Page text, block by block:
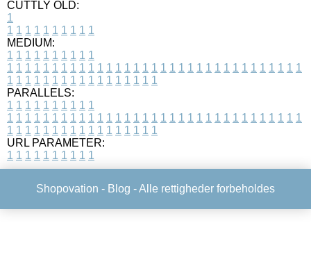
CUTTLY OLD:
1
1 1 1 1 1 1 1 1 1 1
MEDIUM:
1 1 1 1 1 1 1 1 1 1
1 1 1 1 1 1 1 1 1 1 1 1 1 1 1 1 1 1 1 1 1 1 1 1 1 1 1 1 1 1 1 1 1
1 1 1 1 1 1 1 1 1 1 1 1 1 1 1 1 1
PARALLELS:
1 1 1 1 1 1 1 1 1 1
1 1 1 1 1 1 1 1 1 1 1 1 1 1 1 1 1 1 1 1 1 1 1 1 1 1 1 1 1 1 1 1 1
1 1 1 1 1 1 1 1 1 1 1 1 1 1 1 1 1
URL PARAMETER:
1 1 1 1 1 1 1 1 1 1
Shopovation - Blog - Alle rettigheder forbeholdes